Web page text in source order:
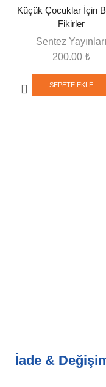
Küçük Çocuklar İçin
Fikirler
Sentez Yayınları
200.00 ₺
SEPETE EKLE
İade &